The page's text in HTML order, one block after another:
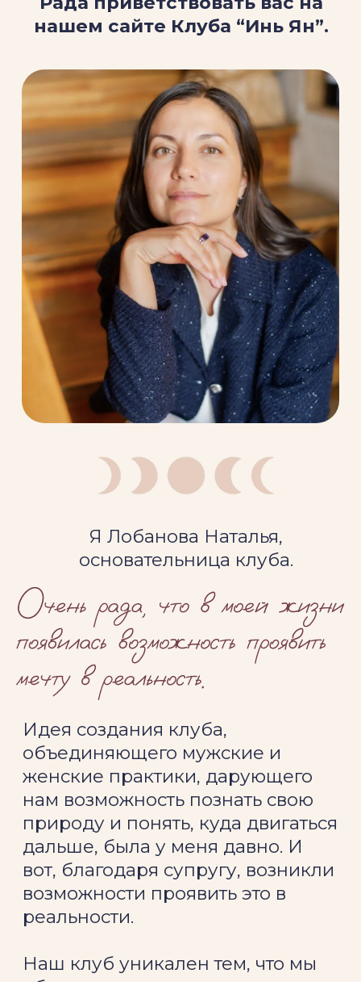
возможности проявить это в
реальности.
Наш клуб уникален тем, что мы
объединяем практики для
мужчин и женщин, такие как:
единоборства, курсы
самозащиты, женские круги,
Школа образа, хатха-йога,
чайные церемонии, тантра,
еcstatic dance, творческие
вечера, выставки. И много других
активностей, где можно
объединиться и прочувствовать
красоту мира. Очень рада тому,
что, благодаря нашему клубу мы
можем объединиться по
интересам и творить, что-то
интересное и вдохновляющее.
МИССИЯ КЛУБА
Благодарность
Королеву, эксперта по созданию